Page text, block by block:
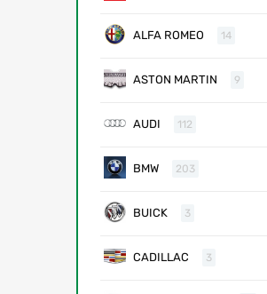
ALFA ROMEO 14
ASTON MARTIN 9
AUDI 112
BMW 203
BUICK 3
CADILLAC 3